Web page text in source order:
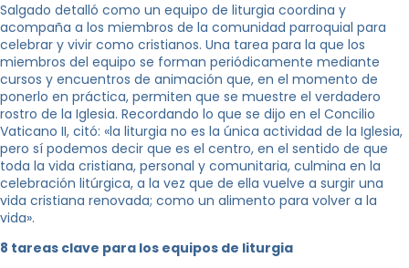
Salgado detalló como un equipo de liturgia coordina y
acompaña a los miembros de la comunidad parroquial para
celebrar y vivir como cristianos. Una tarea para la que los
miembros del equipo se forman periódicamente mediante
cursos y encuentros de animación que, en el momento de
ponerlo en práctica, permiten que se muestre el verdadero
rostro de la Iglesia. Recordando lo que se dijo en el Concilio
Vaticano II, citó: «la liturgia no es la única actividad de la Iglesia,
pero sí podemos decir que es el centro, en el sentido de que
toda la vida cristiana, personal y comunitaria, culmina en la
celebración litúrgica, a la vez que de ella vuelve a surgir una
vida cristiana renovada; como un alimento para volver a la
vida».
8 tareas clave para los equipos de liturgia